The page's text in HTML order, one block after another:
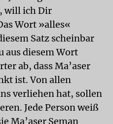
will ich Dir
Wort »alles«
Satz scheinbar
aus diesem Wort
ab, dass Ma’aser
ist. Von allen
verliehen hat, sollen
Jede Person weiß
Ma’aser Seman